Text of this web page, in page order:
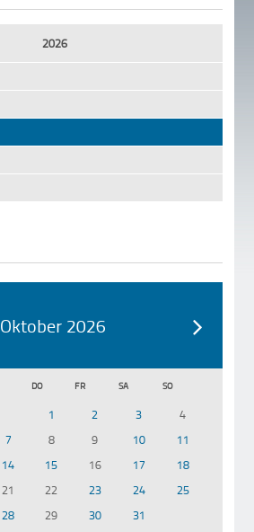
2026
Oktober 2026
DO FR SA SO
1 2 3
4
7 8 9 10
11
14 15 16 17
18
21 22 23 24
25
28 29 30 31